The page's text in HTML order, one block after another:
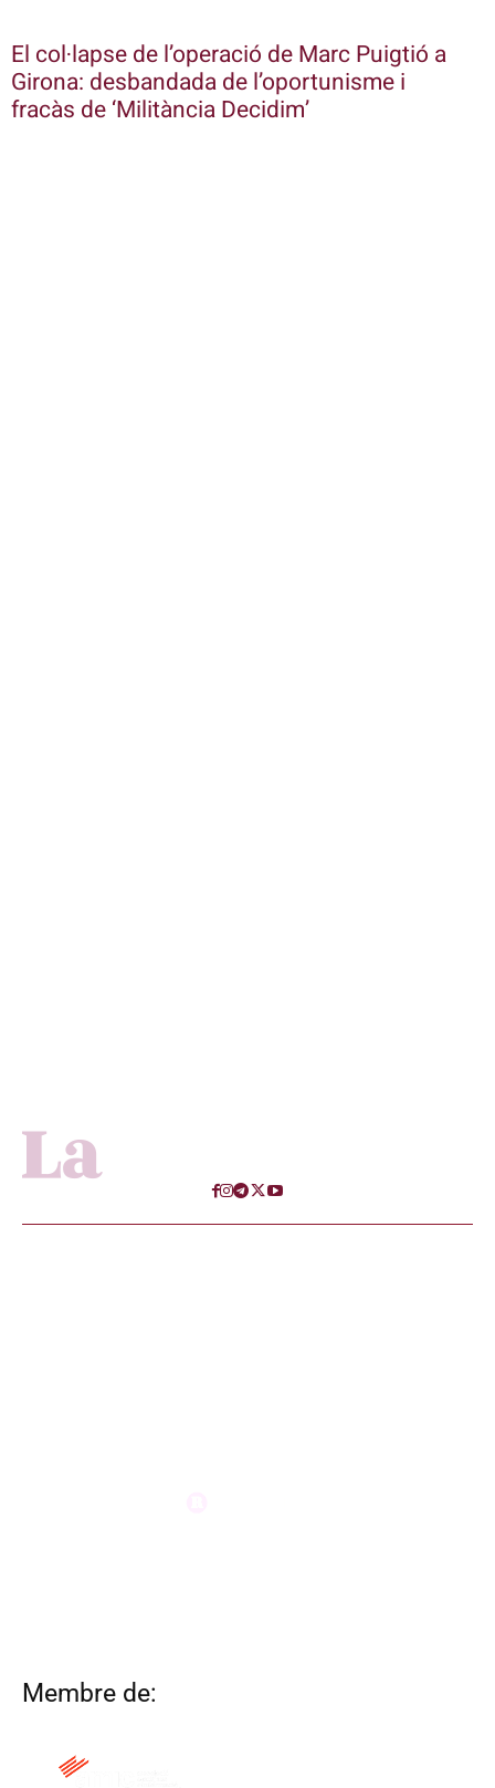
El col·lapse de l’operació de Marc Puigtió a
Girona: desbandada de l’oportunisme i
fracàs de ‘Militància Decidim’
Membre de: